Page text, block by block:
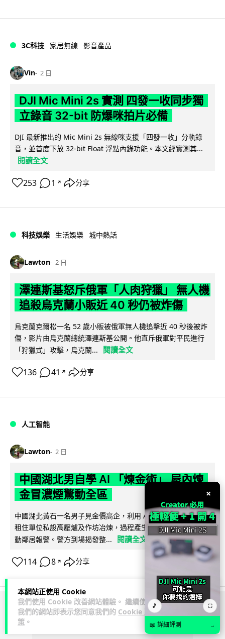
本網站正使用 Cookie
我們使用 Cookie 改善網站體驗。 繼續使用
我們的網站即表示您同意我們的 Cookie 政
策 。
3C科技 家居無線 影音產品
Vin 2 日
DJI Mic Mini 2s 實測 四發一收同步獨
立錄音 32-bit 防爆咪拍片必備
DJI 最新推出的 Mic Mini 2s 無線咪支援「四發一收」分軌錄
音，並首度下放 32-bit Float 浮點內錄功能。本文經實測其...
閱讀全文
253 1 ↗ 分享
科技娛樂 生活娛樂 城中熱話
Lawton 2 日
澤連斯基怒斥俄軍「人肉狩獵」 無人機
追殺烏克蘭小販近 40 秒仍被炸傷
烏克蘭克爾松一名 52 歲小販被俄軍無人機追擊近 40 秒後被炸
傷，影片由烏克蘭總統澤連斯基公開。他直斥俄軍對平民進行
「狩獵式」攻擊，烏克蘭...
閱讀全文
136 41 ↗ 分享
人工智能
Lawton 2 日
中國湖北男自學 AI 「煉金術」 屋內煉
金冒濃煙驚動全區
中國湖北黃石一名男子見金價高企，利用 AI 自學提煉黃金，在
租住單位私設高壓爐及作坊冶煉，過程產生大量刺鼻濃煙，驚
動鄰居報警。警方到場揭發整...
閱讀全文
114 8 ↗ 分享
ADVERTISEMENT
×
🎵 ⛶
📖 詳細評測 →